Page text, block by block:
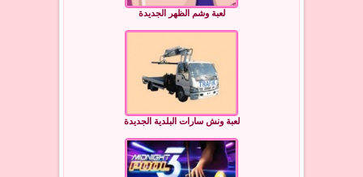
لعبة وشم الظهر الجديدة
لعبة ونش سارات البلدية الجديدة